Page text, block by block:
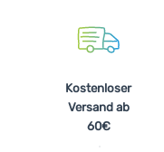
Kostenloser
Versand ab
60€